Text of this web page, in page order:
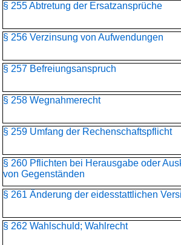
§ 255 Abtretung der Ersatzansprüche
§ 256 Verzinsung von Aufwendungen
§ 257 Befreiungsanspruch
§ 258 Wegnahmerecht
§ 259 Umfang der Rechenschaftspflicht
§ 260 Pflichten bei Herausgabe oder
von Gegenständen
§ 261 Änderung der eidesstattlichen
§ 262 Wahlschuld; Wahlrecht